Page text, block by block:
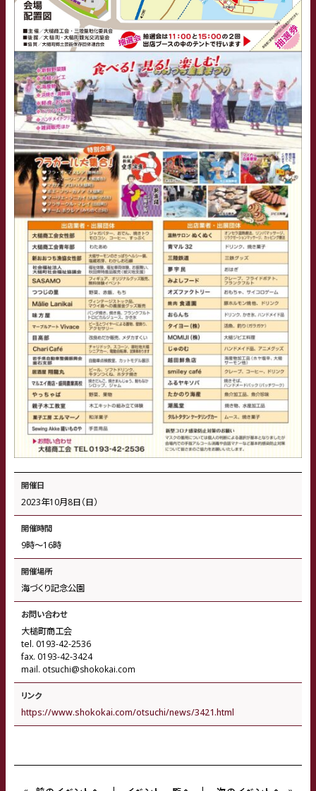
開催日
2023年10月8日（日）
開催時間
9時〜16時
開催場所
海づくり記念公園
お問い合わせ
大槌町商工会
tel. 0193-42-2536
fax. 0193-42-3424
mail. otsuchi@shokokai.com
リンク
https://www.shokokai.com/otsuchi/news/3421.html